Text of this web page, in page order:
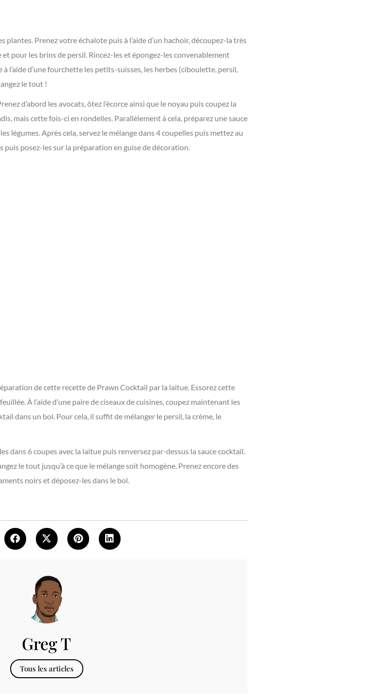
Prenez votre échalote puis à l’aide d’un hachoir, découpez-la très
pour les brins de persil. Rincez-les et épongez-les convenablement
l’aide d’une fourchette les petits-suisses, les herbes (ciboulette, persil,
le tout !
d’abord les avocats, ôtez l’écorce ainsi que le noyau puis coupez la
mais cette fois-ci en rondelles. Parallèlement à cela, préparez une sauce
légumes. Après cela, servez le mélange dans 4 coupelles puis mettez au
posez-les sur la préparation en guise de décoration.
de cette recette de Prawn Cocktail par la laitue. Essorez cette
À l’aide d’une paire de ciseaux de cuisines, coupez maintenant les
dans un bol. Pour cela, il suffit de mélanger le persil, la crème, le
dans 6 coupes avec la laitue puis renversez par-dessus la sauce cocktail.
le tout jusqu’à ce que le mélange soit homogène. Prenez encore des
noirs et déposez-les dans le bol.
Greg T
Tous les articles